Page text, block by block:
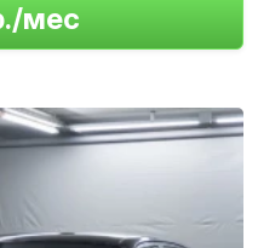
мес